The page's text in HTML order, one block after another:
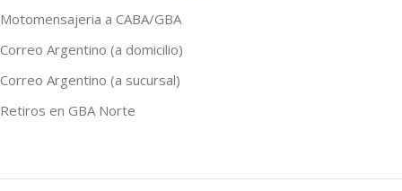
Motomensajeria a CABA/GBA
Correo Argentino (a domicilio)
Correo Argentino (a sucursal)
Retiros en GBA Norte